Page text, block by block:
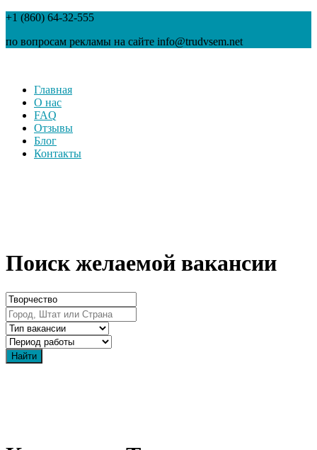
+1 (860) 64-32-555
по вопросам рекламы на сайте info@trudvsem.net
Главная
О нас
FAQ
Отзывы
Блог
Контакты
Поиск желаемой вакансии